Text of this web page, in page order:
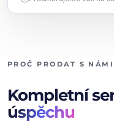
PROČ PRODAT S
Kompletní
úspěchu